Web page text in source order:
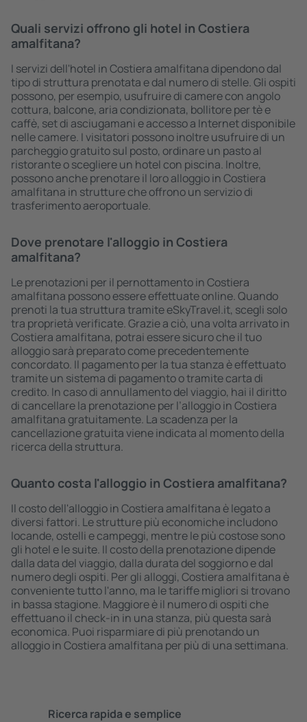
Quali servizi offrono gli hotel in Costiera
amalfitana?
I servizi dell'hotel in Costiera amalfitana dipendono dal
tipo di struttura prenotata e dal numero di stelle. Gli ospiti
possono, per esempio, usufruire di camere con angolo
cottura, balcone, aria condizionata, bollitore per tè e
caffè, set di asciugamani e accesso a Internet disponibile
nelle camere. I visitatori possono inoltre usufruire di un
parcheggio gratuito sul posto, ordinare un pasto al
ristorante o scegliere un hotel con piscina. Inoltre,
possono anche prenotare il loro alloggio in Costiera
amalfitana in strutture che offrono un servizio di
trasferimento aeroportuale.
Dove prenotare l'alloggio in Costiera
amalfitana?
Le prenotazioni per il pernottamento in Costiera
amalfitana possono essere effettuate online. Quando
prenoti la tua struttura tramite eSkyTravel.it, scegli solo
tra proprietà verificate. Grazie a ciò, una volta arrivato in
Costiera amalfitana, potrai essere sicuro che il tuo
alloggio sarà preparato come precedentemente
concordato. Il pagamento per la tua stanza è effettuato
tramite un sistema di pagamento o tramite carta di
credito. In caso di annullamento del viaggio, hai il diritto
di cancellare la prenotazione per l’alloggio in Costiera
amalfitana gratuitamente. La scadenza per la
cancellazione gratuita viene indicata al momento della
ricerca della struttura.
Quanto costa l'alloggio in Costiera amalfitana?
Il costo dell'alloggio in Costiera amalfitana è legato a
diversi fattori. Le strutture più economiche includono
locande, ostelli e campeggi, mentre le più costose sono
gli hotel e le suite. Il costo della prenotazione dipende
dalla data del viaggio, dalla durata del soggiorno e dal
numero degli ospiti. Per gli alloggi, Costiera amalfitana è
conveniente tutto l'anno, ma le tariffe migliori si trovano
in bassa stagione. Maggiore è il numero di ospiti che
effettuano il check-in in una stanza, più questa sarà
economica. Puoi risparmiare di più prenotando un
alloggio in Costiera amalfitana per più di una settimana.
Ricerca rapida e semplice